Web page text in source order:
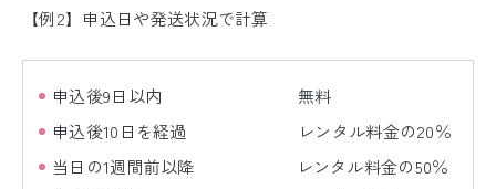
【例2】申込日や発送状況で計算
申込後9日以内 無料
申込後10日を経過 レンタル料金の20％
当日の1週間前以降 レンタル料金の50％